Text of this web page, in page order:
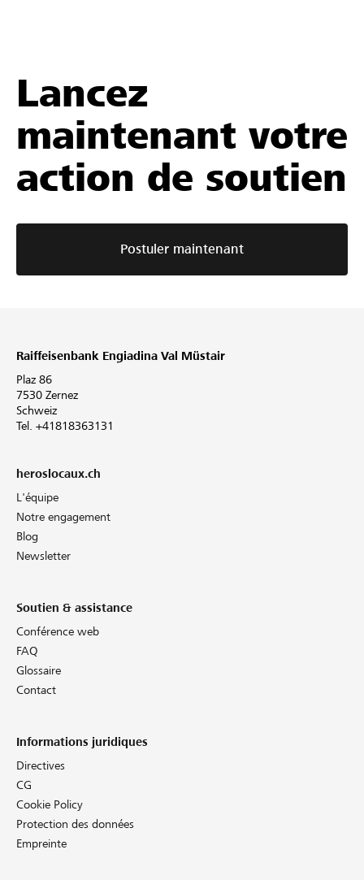
Lancez
maintenant votre
action de soutien
Postuler maintenant
Raiffeisenbank Engiadina Val Müstair
Plaz 86
7530 Zernez
Schweiz
Tel. +41818363131
heroslocaux.ch
L'équipe
Notre engagement
Blog
Newsletter
Soutien & assistance
Conférence web
FAQ
Glossaire
Contact
Informations juridiques
Directives
CG
Cookie Policy
Protection des données
Empreinte